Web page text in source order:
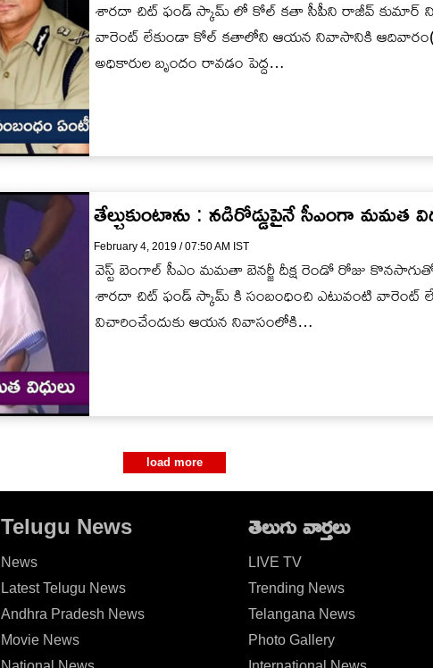
శారదా చిట్ ఫండ్ స్కామ్ లో కోల్ కతా సీపీని రాజీవ్ కుమార్ ని
వారెంట్ లేకుండా కోల్ కతాలోని ఆయన నివాసానికి
అధికారుల బృందం రావడం పెద్ద…
తేల్చుకుంటాను : నడిరోడ్డుపైనే సీఎంగా మమత
February 4, 2019 / 07:50 AM IST
వెస్ట్ బెంగాల్ సీఎం మమతా బెనర్జీ దీక్ష రెండో రోజు
శారదా చిట్ ఫండ్ స్కామ్ కి సంబంధించి ఎటువంటి వారెంట్
విచారించేందుకు ఆయన నివాసంలోకి…
load more
Telugu News
News
Latest Telugu News
Andhra Pradesh News
Movie News
తెలుగు వార్తలు
LIVE TV
Trending News
Telangana News
Photo Gallery